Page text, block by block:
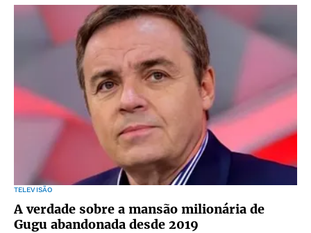
TELEVISÃO
A verdade sobre a mansão milionária de
Gugu abandonada desde 2019